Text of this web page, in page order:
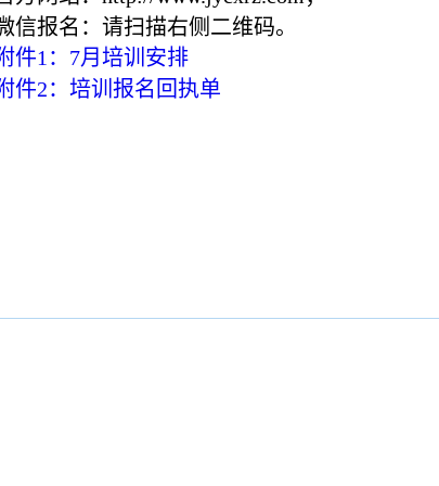
信报名：请扫描右侧二维码。
件1：7月培训安排
件2：培训报名回执单